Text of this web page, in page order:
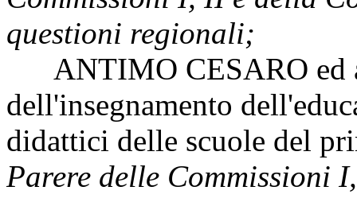
questioni regionali;
ANTIMO CESARO ed
dell'insegnamento
didattici delle scuole del
Parere delle Commissioni